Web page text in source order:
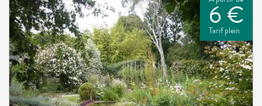
6 €
Tarif plein